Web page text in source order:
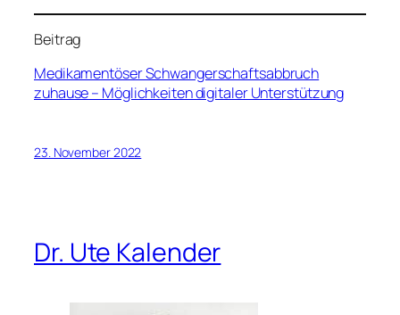
Beitrag
Medikamentöser Schwangerschaftsabbruch
zuhause – Möglichkeiten digitaler Unterstützung
23. November 2022
Dr. Ute Kalender